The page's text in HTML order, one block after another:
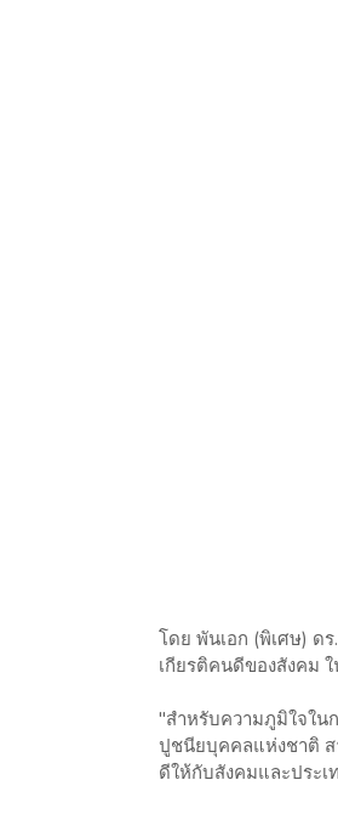
โดย พันเอก (พิเศษ) ด
เกียรติคนดีของสังคม
"สำหรับความภูมิใจใน
ปูชนียบุคคลแห่งชาติ ส
ดีให้กับสังคมและประ